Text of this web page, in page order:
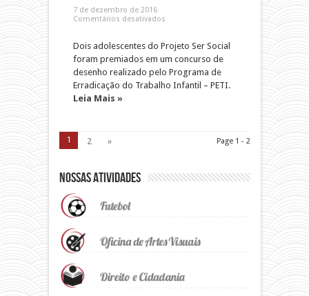
7 de dezembro de 2016
Comentários desativados
Dois adolescentes do Projeto Ser Social
foram premiados em um concurso de
desenho realizado pelo Programa de
Erradicação do Trabalho Infantil – PETI.
Leia Mais »
Page 1 - 2
1 2 »
Nossas Atividades